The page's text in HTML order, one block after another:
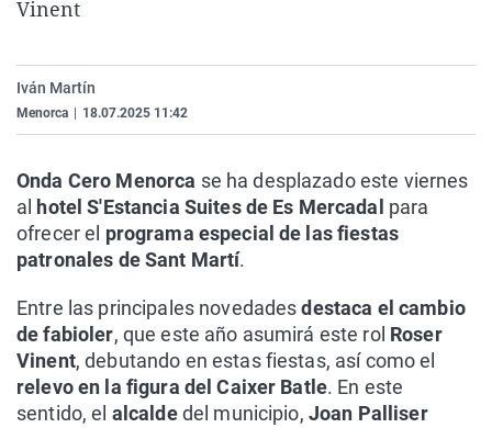
Operación Viuda
Navarra
País Vasco
Vinent
Iván Martín
Menorca 18.07.2025 11:42
Onda Cero Menorca se ha desplazado este viernes
al hotel S'Estancia Suites de Es Mercadal para
ofrecer el programa especial de las fiestas
patronales de Sant Martí.
Entre las principales novedadesdestaca el cambio
de fabioler, que este año asumirá este rol Roser
Vinent, debutando en estas fiestas, así como el
relevo en la figura del Caixer Batle. En este
sentido, el alcaldedel municipio, Joan Palliser